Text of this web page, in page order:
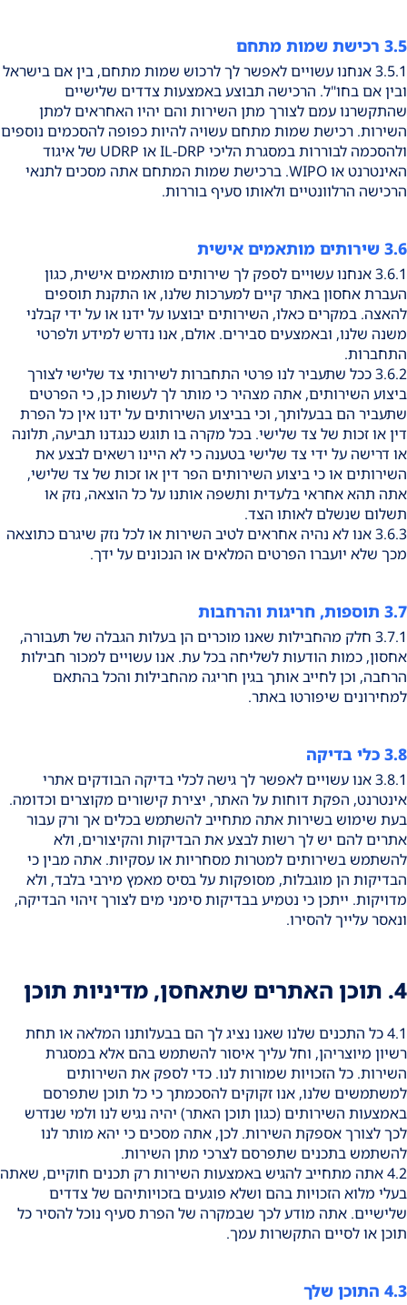
3.5 רכישת שמות מתחם
3.5.1 אנחנו עשויים לאפשר לך לרכוש שמות מתחם, בין אם בישראל
ובין אם בחו"ל. הרכישה תבוצע באמצעות צדדים שלישיים
שהתקשרנו עמם לצורך מתן השירות והם יהיו האחראים למתן
השירות. רכישת שמות מתחם עשויה להיות כפופה להסכמים נוספים
ולהסכמה לבוררות במסגרת הליכי IL-DRP או UDRP של איגוד
האינטרנט או WIPO. ברכישת שמות המתחם אתה מסכים לתנאי
הרכישה הרלוונטיים ולאותו סעיף בוררות.
3.6 שירותים מותאמים אישית
3.6.1 אנחנו עשויים לספק לך שירותים מותאמים אישית, כגון
העברת אחסון באתר קיים למערכות שלנו, או התקנת תוספים
להאצה. במקרים כאלו, השירותים יבוצעו על ידנו או על ידי קבלני
משנה שלנו, ובאמצעים סבירים. אולם, אנו נדרש למידע ולפרטי
התחברות.
3.6.2 ככל שתעביר לנו פרטי התחברות לשירותי צד שלישי לצורך
ביצוע השירותים, אתה מצהיר כי מותר לך לעשות כן, כי הפרטים
שתעביר הם בבעלותך, וכי בביצוע השירותים על ידנו אין כל הפרת
דין או זכות של צד שלישי. בכל מקרה בו תוגש כנגדנו תביעה, תלונה
או דרישה על ידי צד שלישי בטענה כי לא היינו רשאים לבצע את
השירותים או כי ביצוע השירותים הפר דין או זכות של צד שלישי,
אתה תהא אחראי בלעדית ותשפה אותנו על כל הוצאה, נזק או
תשלום שנשלם לאותו הצד.
3.6.3 אנו לא נהיה אחראים לטיב השירות או לכל נזק שיגרם כתוצאה
מכך שלא יועברו הפרטים המלאים או הנכונים על ידך.
3.7 תוספות, חריגות והרחבות
3.7.1 חלק מהחבילות שאנו מוכרים הן בעלות הגבלה של תעבורה,
אחסון, כמות הודעות לשליחה בכל עת. אנו עשויים למכור חבילות
הרחבה, וכן לחייב אותך בגין חריגה מהחבילות והכל בהתאם
למחירונים שיפורטו באתר.
3.8 כלי בדיקה
3.8.1 אנו עשויים לאפשר לך גישה לכלי בדיקה הבודקים אתרי
אינטרנט, הפקת דוחות על האתר, יצירת קישורים מקוצרים וכדומה.
בעת שימוש בשירות אתה מתחייב להשתמש בכלים אך ורק עבור
אתרים להם יש לך רשות לבצע את הבדיקות והקיצורים, ולא
להשתמש בשירותים למטרות מסחריות או עסקיות. אתה מבין כי
הבדיקות הן מוגבלות, מסופקות על בסיס מאמץ מירבי בלבד, ולא
מדויקות. ייתכן כי נטמיע בבדיקות סימני מים לצורך זיהוי הבדיקה,
ונאסר עלייך להסירו.
4. תוכן האתרים שתאחסן, מדיניות תוכן
4.1 כל התכנים שלנו שאנו נציג לך הם בבעלותנו המלאה או תחת
רשיון מיוצריהן, וחל עליך איסור להשתמש בהם אלא במסגרת
השירות. כל הזכויות שמורות לנו. כדי לספק את השירותים
למשתמשים שלנו, אנו זקוקים להסכמתך כי כל תוכן שתפרסם
באמצעות השירותים (כגון תוכן האתר) יהיה נגיש לנו ולמי שנדרש
לכך לצורך אספקת השירות. לכן, אתה מסכים כי יהא מותר לנו
להשתמש בתכנים שתפרסם לצרכי מתן השירות.
4.2 אתה מתחייב להגיש באמצעות השירות רק תכנים חוקיים, שאתה
בעלי מלוא הזכויות בהם ושלא פוגעים בזכויותיהם של צדדים
שלישיים. אתה מודע לכך שבמקרה של הפרת סעיף נוכל להסיר כל
תוכן או לסיים התקשרות עמך.
4.3 התוכן שלך